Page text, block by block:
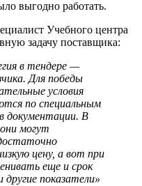
выгодно работать.
Учебного центра
задачу поставщика:
в тендере —
Для победы
условия
по специальным
документации. В
могут
цену, а вот при
еще и срок
показатели»